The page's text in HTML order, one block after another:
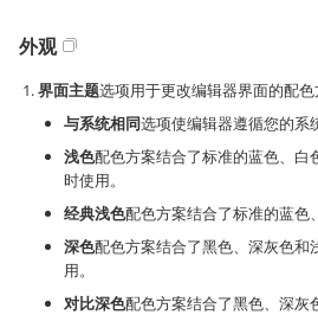
外观
界面主题选项用于更改编辑器界面的配色
与系统相同选项使编辑器遵循您的系
浅色配色方案结合了标准的蓝色、白
时使用。
经典浅色配色方案结合了标准的蓝色
深色配色方案结合了黑色、深灰色和
用。
对比深色配色方案结合了黑色、深灰